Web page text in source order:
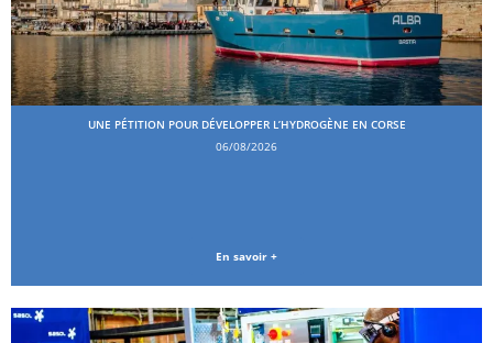
UNE PÉTITION POUR DÉVELOPPER L’HYDROGÈNE EN CORSE
06/08/2026
En savoir +